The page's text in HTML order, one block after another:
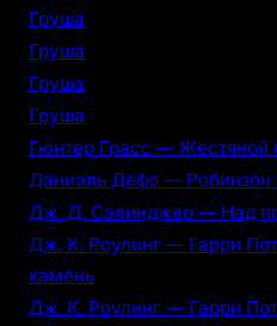
Груша
Груша
Груша
Груша
Гюнтер Грасс — Жестяной
Даниэль Дефо — Робинзон
Дж. Д. Сэлинджер — Над
Дж. К. Роулинг — Гарри
камень
Дж. К. Роулинг — Гарри